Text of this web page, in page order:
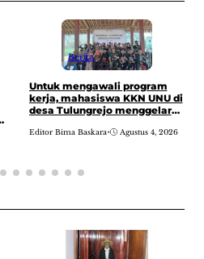
Berita
Untuk mengawali program
kerja, mahasiswa KKN UNU di
desa Tulungrejo menggelar
Editor Bima Baskara• Agustus 4, 2026